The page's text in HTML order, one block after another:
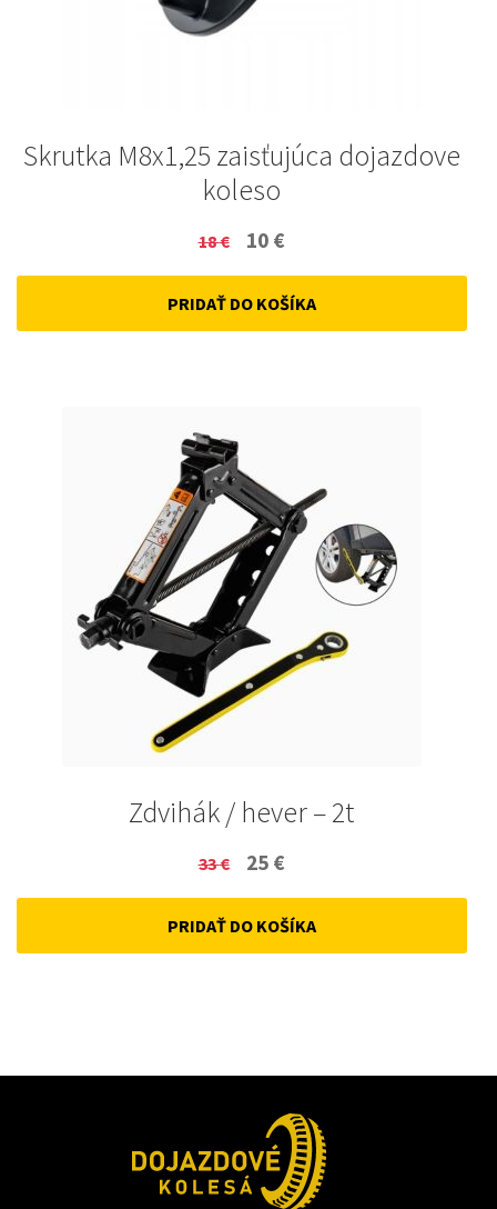
Skrutka M8x1,25 zaisťujúca dojazdove
koleso
18€
Original
price
was:
10 €
price
is:
PRIDAŤ DO KOŠÍKA
Zdvihák / hever – 2t
33€
Original
price
was:
25 €
price
is:
PRIDAŤ DO KOŠÍKA